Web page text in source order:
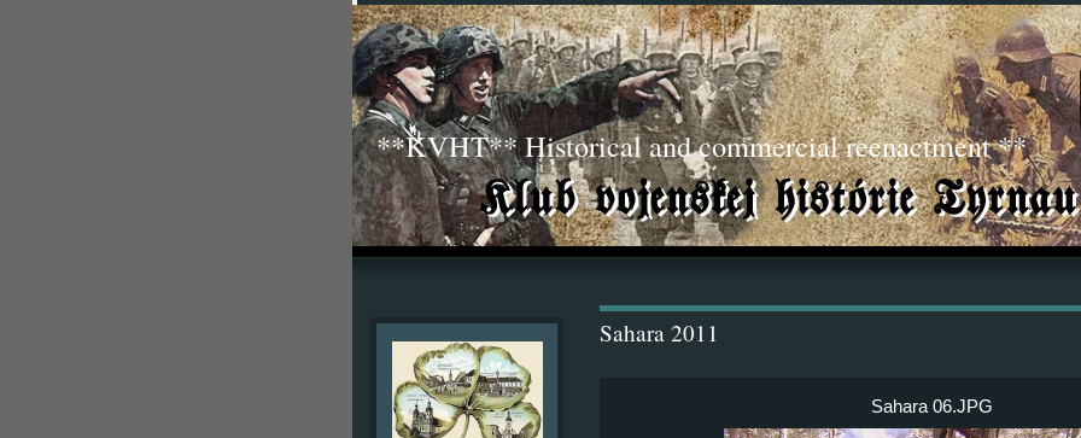
**KVHT** Historical and commercial reenactment **
Sahara 2011
Sahara 06.JPG